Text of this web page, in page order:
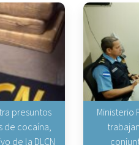
presuntos
de cocaína,
de la DLCN
Ministerio